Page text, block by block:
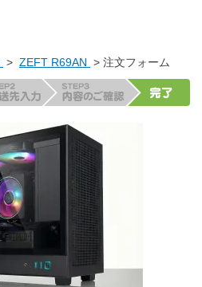
> ZEFT R69AN > 注文フォーム